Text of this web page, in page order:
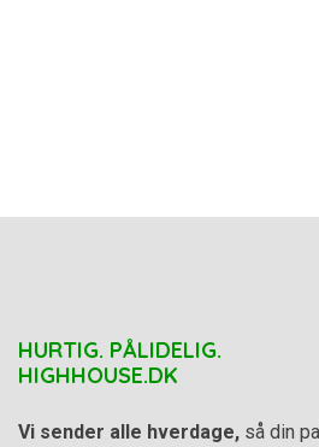
HURTIG. PÅLIDELIG.
HIGHHOUSE.DK
Vi sender alle hverdage, så din